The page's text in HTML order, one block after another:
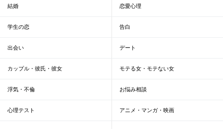
結婚 恋愛心理
学生の恋 告白
出会い デート
カップル・彼氏・彼女 モテる女・モテない女
浮気・不倫 お悩み相談
心理テスト アニメ・マンガ・映画